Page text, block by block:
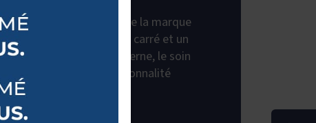
c’est comme ça que la marque
« Elle ». Un style carré et un
rendu élégant et moderne, le soin
avec le souci de fonctionnalité
de gamme.